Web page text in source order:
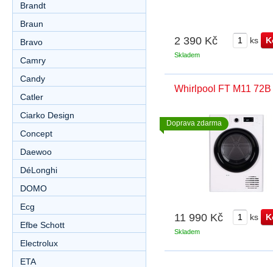
2 390 Kč ks
Skladem
Whirlpool FT M11
11 990 Kč ks
Skladem
Doprava zdarma
Brandt
Braun
Bravo
Camry
Candy
Catler
Ciarko Design
Concept
Daewoo
DéLonghi
DOMO
Ecg
Efbe Schott
Electrolux
ETA